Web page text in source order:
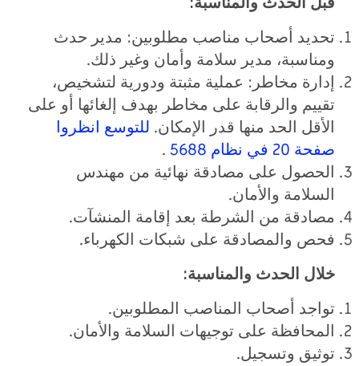
تحديد أصحاب مناصب مطلوبين: مدير حدث
ومناسبة، مدير سلامة وأمان وغير ذلك.
إدارة مخاطر: عملية مثبتة ودورية لتشخيص،
تقييم والرقابة على مخاطر بهدف إلغائها أو على
الأقل الحد منها قدر الإمكان. للتوسع انظروا
صفحة
في نظام
.
الحصول على مصادقة نهائية من مهندس
السلامة والأمان.
مصادقة من الشرطة بعد إقامة المنشآت.
فحص والمصادقة على شبكات الكهرباء.
خلال الحدث والمناسبة:
تواجد أصحاب المناصب المطلوبين.
المحافظة على توجيهات السلامة والأمان.
توثيق وتسجيل.